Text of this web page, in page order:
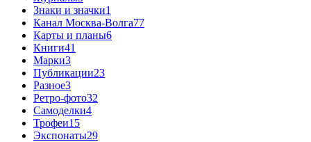
Знаки и значки1
Канал Москва-Волга77
Карты и планы6
Книги41
Марки3
Публикации23
Разное3
Ретро-фото32
Самоделки4
Трофеи15
Экспонаты29